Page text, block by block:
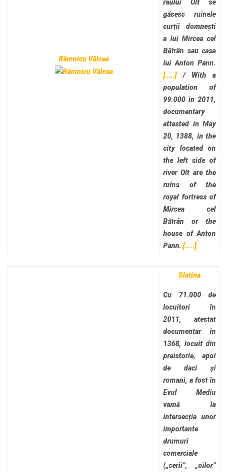
Râmnicu Vâlcea
râului Olt se
găsesc ruinele
curții domnești
a lui Mircea cel
Bătrân sau casa
lui Anton Pann.
[…..] / With a
population of
99.000 in 2011,
documentary
attested in May
20, 1388, in the
city located on
the left side of
river Olt are the
ruins of the
royal fortress of
Mircea cel
Bătrân or the
house of Anton
Pann. […..]
Slatina
Cu 71.000 de
locuitori în
2011, atestat
documentar în
1368, locuit din
preistorie, apoi
de daci și
romani, a fost în
Evul Mediu
vamă la
intersecția unor
importante
drumuri
comerciale
(„cerii”, „oilor”